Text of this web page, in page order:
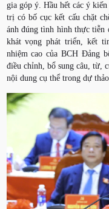
gia góp ý. Hầu hết các ý
trị có bố cục kết cấu chặt
ánh đúng tình hình thực tiễn
khát vọng phát triển, kết
nhiệm cao của BCH Đảng
điều chỉnh, bổ sung câu, từ,
nội dung cụ thể trong dự